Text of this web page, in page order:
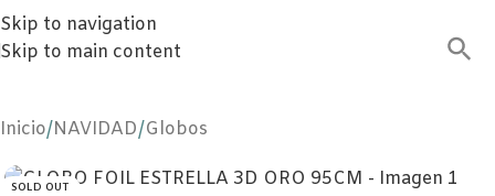
Skip to navigation
Skip to main content
Inicio/NAVIDAD/Globos
SOLD OUT